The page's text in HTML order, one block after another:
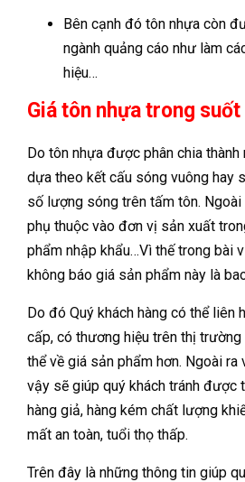
Bên cạnh đó tôn nhựa còn
ngành quảng cáo như làm
hiệu…
Giá tôn nhựa trong suốt
Do tôn nhựa được phân chia thành
dựa theo kết cấu sóng vuông hay
số lượng sóng trên tấm tôn.
phụ thuộc vào đơn vị sản xuất
phẩm nhập khẩu…Vì thế trong bài
không báo giá sản phẩm này là
Do đó Quý khách hàng có thể liên
cấp, có thương hiệu trên thị
thể về giá sản phẩm hơn. Ngoài
vậy sẽ giúp quý khách tránh được
hàng giả, hàng kém chất lượng
mất an toàn, tuổi thọ thấp.
Trên đây là những thông tin giúp